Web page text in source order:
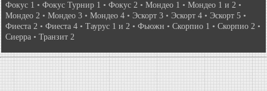
Фокус 1 • Фокус Турнир 1 • Фокус 2 • Мондео 1 • Мондео 1 и 2 •
Мондео 2 • Мондео 3 • Мондео 4 • Эскорт 3 • Эскорт 4 • Эскорт 5 •
Фиеста 2 • Фиеста 4 • Таурус 1 и 2 • Фьюжн • Скорпио 1 • Скорпио 2 •
Сиерра • Транзит 2